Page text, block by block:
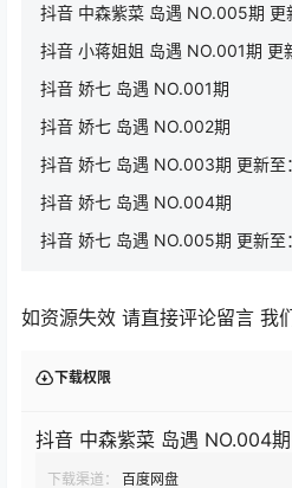
抖音 中森紫菜 岛遇 NO.005期
抖音 小蒋姐姐 岛遇 NO.001期
抖音 娇七 岛遇 NO.001期
抖音 娇七 岛遇 NO.002期
抖音 娇七 岛遇 NO.003期 更新
抖音 娇七 岛遇 NO.004期
抖音 娇七 岛遇 NO.005期 更新
如资源失效 请直接评论留言 我
下载权限
抖音 中森紫菜 岛遇 NO.004
下载渠道： 百度网盘